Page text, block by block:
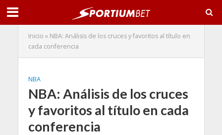
Inicio » NBA: Análisis de los cruces y favoritos al título en
cada conferencia
NBA
NBA: Análisis de los cruces
y favoritos al título en cada
conferencia